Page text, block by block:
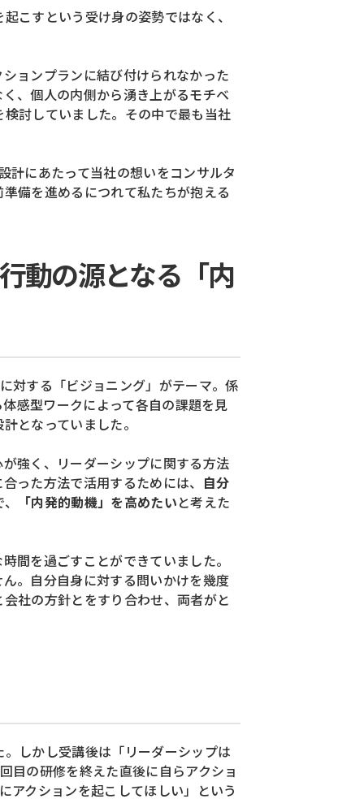
こすという受け身の姿勢ではなく、
ションプランに結び付けられなかった
く、個人の内側から湧き上がるモチベ
討していました。 その中で最も当社
計にあたって当社の想いをコンサルタ
準備を進めるにつれて私たちが抱える
動の源となる「内
対する「ビジョニング」がテーマ。係
感型ワークによって各自の課題を見
計となっていました。
強く、 リーダーシップに関する方法
った方法で活用するためには、 自分
「内発的動機」を高めたいと考えた
間を過ごすことができていました。
。 自分自身に対する問いかけを幾度
社の方針とをすり合わせ、 両者がと
しかし受講後は「リーダーシップは
目の研修を終えた直後に自らアクショ
アクションを起こしてほしい」という